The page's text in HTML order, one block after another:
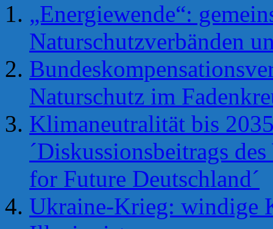
„Energiewende“:
Naturschutzverbänden
Naturschutz im
Klimaneutralität bis
´Diskussionsbeitrags
for Future Deutschland´
Ukraine-Krieg: windige